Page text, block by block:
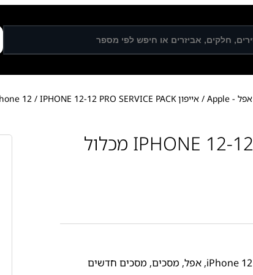
אפל - Apple / אייפון iPhone 12/ IPHONE 12-12 PRO SERVICE PACK מכלול תצוגה מקורית חדשה
IPHONE 12-12 PRO SERVICE PACK מכלול
, אפל, מסכים, מסכים חדשים